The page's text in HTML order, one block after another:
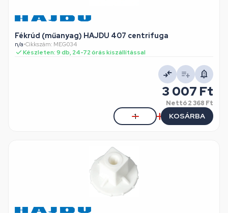
Fékrúd (műanyag) HAJDU 407 centrifuga
n/a•Cikkszám: MEG034
Készleten: 9 db, 24-72 órás kiszállítással
3 007 Ft
Nettó2 368 Ft
KOSÁRBA